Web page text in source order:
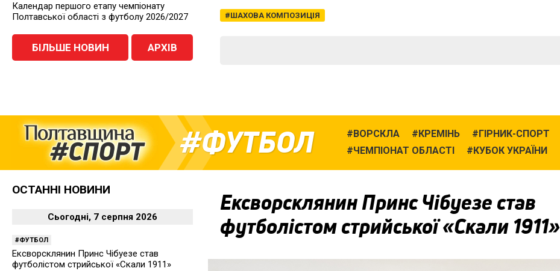
ШАХОВА КОМПОЗИЦІЯ
Календар першого етапу чемпіонату
Полтавської області з футболу 2026/2027
БІЛЬШЕ НОВИН АРХІВ
ФУТБОЛ ВОРСКЛА КРЕМІНЬ ГІРНИК-СПОРТ
ЧЕМПІОНАТ ОБЛАСТІ
КУБОК УКРАЇНИ
Ексворсклянин Принс Чібуезе став
футболістом стрийської «Скали 1911»
ОСТАННІ НОВИНИ
Сьогодні, 7 серпня 2026
ФУТБОЛ
Ексворсклянин Принс Чібуезе став
футболістом стрийської «Скали 1911»